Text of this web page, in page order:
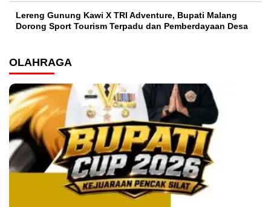
Lereng Gunung Kawi X TRI Adventure, Bupati Malang
Dorong Sport Tourism Terpadu dan Pemberdayaan Desa
OLAHRAGA